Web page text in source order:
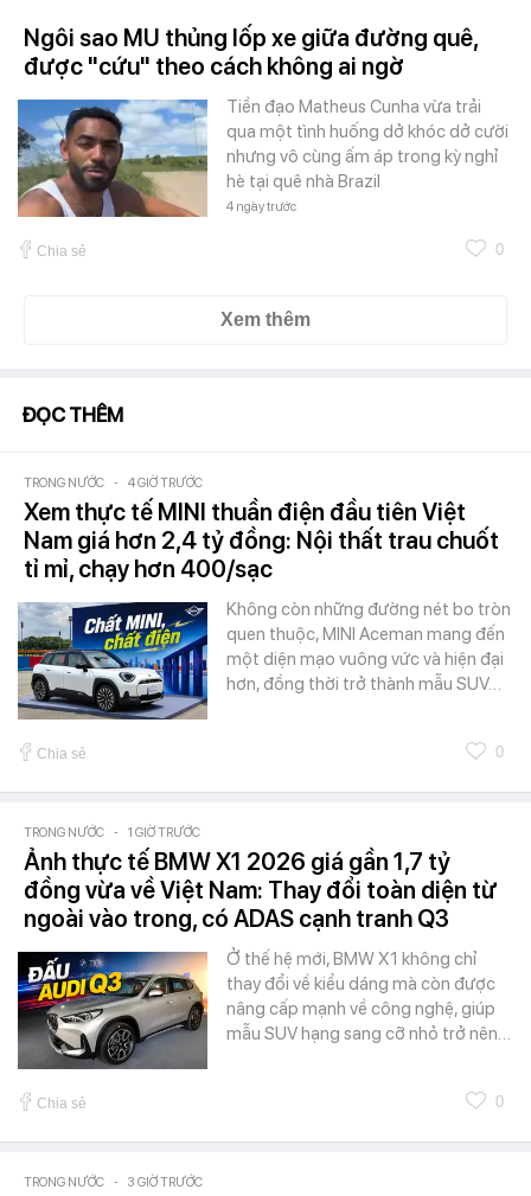
Ngôi sao MU thủng lốp xe giữa đường quê,
được "cứu" theo cách không ai ngờ
Tiền đạo Matheus Cunha vừa trải
qua một tình huống dở khóc dở cười
nhưng vô cùng ấm áp trong kỳ nghỉ
hè tại quê nhà Brazil
4 ngày trước
Chia sẻ 0
Xem thêm
ĐỌC THÊM
TRONG NƯỚC - 4 GIỜ TRƯỚC
Xem thực tế MINI thuần điện đầu tiên Việt
Nam giá hơn 2,4 tỷ đồng: Nội thất trau chuốt
tỉ mỉ, chạy hơn 400/sạc
Không còn những đường nét bo tròn
quen thuộc, MINI Aceman mang đến
một diện mạo vuông vức và hiện đại
hơn, đồng thời trở thành mẫu SUV…
Chia sẻ 0
TRONG NƯỚC - 1 GIỜ TRƯỚC
Ảnh thực tế BMW X1 2026 giá gần 1,7 tỷ
đồng vừa về Việt Nam: Thay đổi toàn diện từ
ngoài vào trong, có ADAS cạnh tranh Q3
Ở thế hệ mới, BMW X1 không chỉ
thay đổi về kiểu dáng mà còn được
nâng cấp mạnh về công nghệ, giúp
mẫu SUV hạng sang cỡ nhỏ trở nên…
Chia sẻ 0
TRONG NƯỚC - 3 GIỜ TRƯỚC